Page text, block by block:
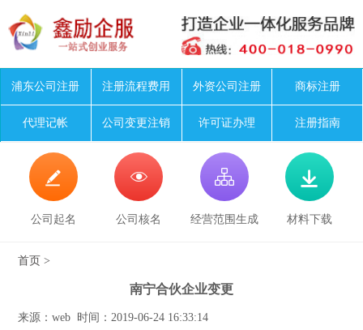
浦东公司注册 注册流程费用 外资公司注册 商标注册
代理记帐 公司变更注销 许可证办理 注册指南

公司起名

公司核名

经营范围生成

材料下载
首页 >
南宁合伙企业变更
来源：web 时间：2019-06-24 16:33:14